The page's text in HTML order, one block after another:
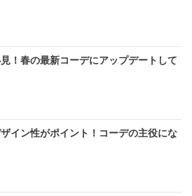
！春の最新コーデにアップデートして
イン性がポイント！コーデの主役にな